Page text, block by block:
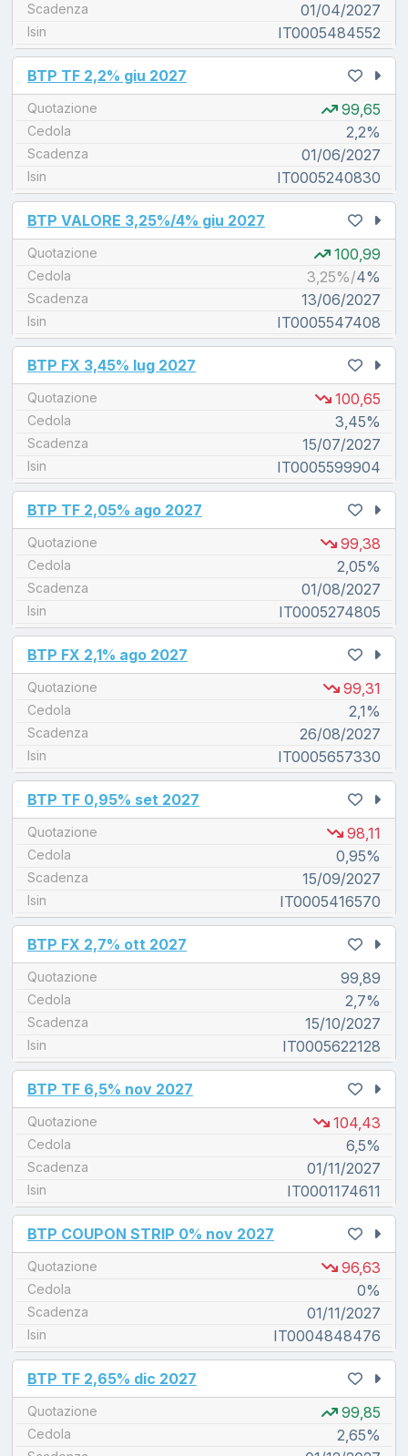
Scadenza 01/04/2027
Isin IT0005484552
unread messages
BTP TF 2,2% giu 2027
Quotazione 99,65
Cedola 2,2%
Scadenza 01/06/2027
Isin IT0005240830
unread messages
BTP VALORE 3,25%/4% giu 2027
Quotazione 100,99
Cedola 3,25%/4%
Scadenza 13/06/2027
Isin IT0005547408
unread messages
BTP FX 3,45% lug 2027
Quotazione 100,65
Cedola 3,45%
Scadenza 15/07/2027
Isin IT0005599904
unread messages
BTP TF 2,05% ago 2027
Quotazione 99,38
Cedola 2,05%
Scadenza 01/08/2027
Isin IT0005274805
unread messages
BTP FX 2,1% ago 2027
Quotazione 99,31
Cedola 2,1%
Scadenza 26/08/2027
Isin IT0005657330
unread messages
BTP TF 0,95% set 2027
Quotazione 98,11
Cedola 0,95%
Scadenza 15/09/2027
Isin IT0005416570
unread messages
BTP FX 2,7% ott 2027
Quotazione 99,89
Cedola 2,7%
Scadenza 15/10/2027
Isin IT0005622128
unread messages
BTP TF 6,5% nov 2027
Quotazione 104,43
Cedola 6,5%
Scadenza 01/11/2027
Isin IT0001174611
unread messages
BTP COUPON STRIP 0% nov 2027
Quotazione 96,63
Cedola 0%
Scadenza 01/11/2027
Isin IT0004848476
unread messages
BTP TF 2,65% dic 2027
Quotazione 99,85
Cedola 2,65%